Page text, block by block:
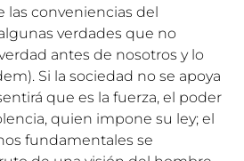
las conveniencias del
verdades que no
antes de nosotros y lo
Si la sociedad no se apoya
que es la fuerza, el poder
quien impone su ley; el
fundamentales se